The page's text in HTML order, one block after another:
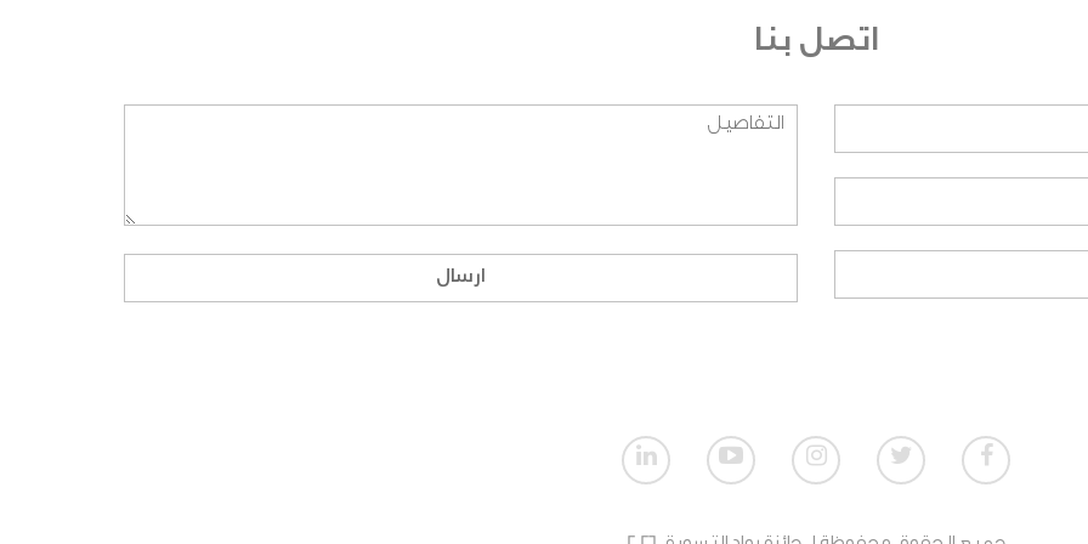
وعلى أي اساس تم اختيارهم؟
للمنظمات الغير ربحية؟
اتصل بنا
ارسال